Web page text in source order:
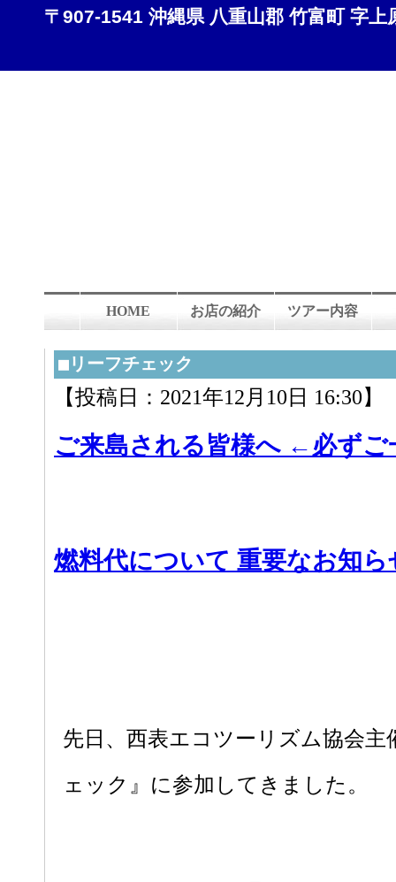
〒907-1541 沖縄県 八重山郡 竹富町 字上
HOME お店の紹介 ツアー内容
■リーフチェック
【投稿日：2021年12月10日 16:30】
ご来島される皆様へ ←必ずご
燃料代について 重要なお知ら
先日、西表エコツーリズム協会主
ェック』に参加してきました。